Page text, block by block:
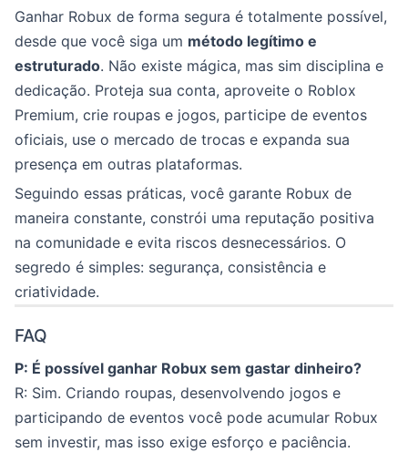
Ganhar Robux de forma segura é totalmente possível,
desde que você siga um método legítimo e
estruturado. Não existe mágica, mas sim disciplina e
dedicação. Proteja sua conta, aproveite o Roblox
Premium, crie roupas e jogos, participe de eventos
oficiais, use o mercado de trocas e expanda sua
presença em outras plataformas.
Seguindo essas práticas, você garante Robux de
maneira constante, constrói uma reputação positiva
na comunidade e evita riscos desnecessários. O
segredo é simples: segurança, consistência e
criatividade.
FAQ
P: É possível ganhar Robux sem gastar dinheiro?
R: Sim. Criando roupas, desenvolvendo jogos e
participando de eventos você pode acumular Robux
sem investir, mas isso exige esforço e paciência.